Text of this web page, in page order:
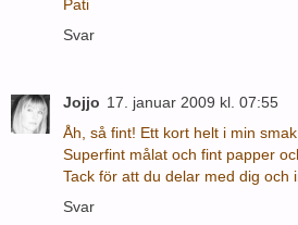
Pati
Svar
Jojjo 17. januar 2009 kl. 07:55
Åh, så fint! Ett kort helt i min
Superfint målat och fint papper
Tack för att du delar med dig och
Svar